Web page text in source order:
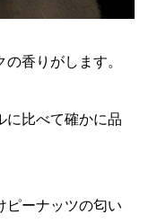
香りがします。
に比べて確かに品
ピーナッツの匂い